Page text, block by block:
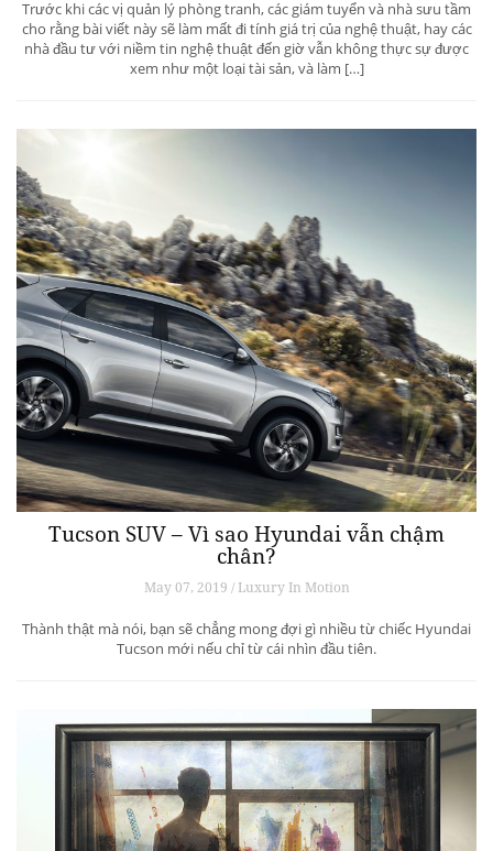
Trước khi các vị quản lý phòng tranh, các giám tuyển và nhà sưu tầm
cho rằng bài viết này sẽ làm mất đi tính giá trị của nghệ thuật, hay các
nhà đầu tư với niềm tin nghệ thuật đến giờ vẫn không thực sự được
xem như một loại tài sản, và làm […]
Tucson SUV – Vì sao Hyundai vẫn chậm
chân?
May 07, 2019 / Luxury In Motion
Thành thật mà nói, bạn sẽ chẳng mong đợi gì nhiều từ chiếc Hyundai
Tucson mới nếu chỉ từ cái nhìn đầu tiên.